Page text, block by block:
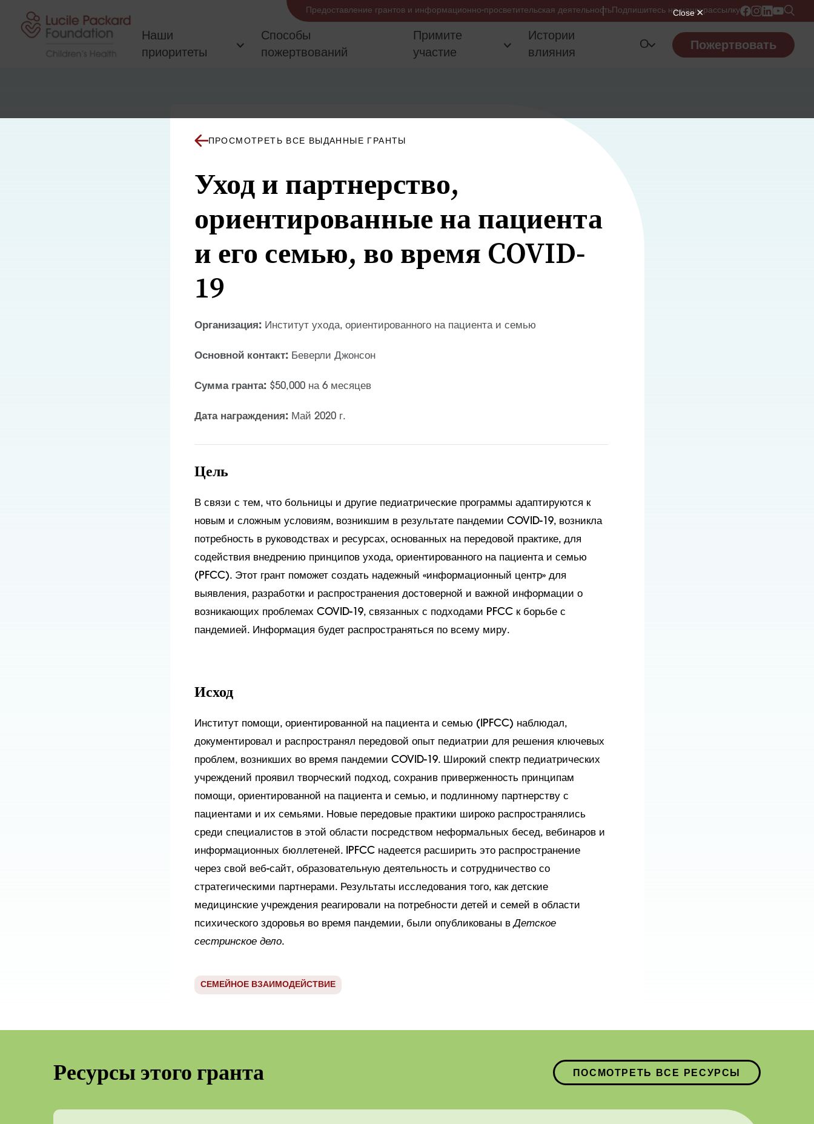
Предоставление грантов и информационно-просветительская деятельностьПодпишитесь на нашу рассылку
Наши
приоритеты
Способы
пожертвований
Примите
участие
Истории
влияния
О Пожертвовать
ПРОСМОТРЕТЬ ВСЕ ВЫДАННЫЕ ГРАНТЫ
Уход и партнерство,
ориентированные на пациента
и его семью, во время COVID-
19
Организация:Институт ухода, ориентированного на пациента и семью
Основной контакт:Беверли Джонсон
Сумма гранта:$50,000 на 6 месяцев
Дата награждения: Май 2020 г.
Цель
В связи с тем, что больницы и другие педиатрические программы адаптируются к
новым и сложным условиям, возникшим в результате пандемии COVID-19, возникла
потребность в руководствах и ресурсах, основанных на передовой практике, для
содействия внедрению принципов ухода, ориентированного на пациента и семью
(PFCC). Этот грант поможет создать надежный «информационный центр» для
выявления, разработки и распространения достоверной и важной информации о
возникающих проблемах COVID-19, связанных с подходами PFCC к борьбе с
пандемией. Информация будет распространяться по всему миру.
Исход
Институт помощи, ориентированной на пациента и семью (IPFCC) наблюдал,
документировал и распространял передовой опыт педиатрии для решения ключевых
проблем, возникших во время пандемии COVID-19. Широкий спектр педиатрических
учреждений проявил творческий подход, сохранив приверженность принципам
помощи, ориентированной на пациента и семью, и подлинному партнерству с
пациентами и их семьями. Новые передовые практики широко распространялись
среди специалистов в этой области посредством неформальных бесед, вебинаров и
информационных бюллетеней. IPFCC надеется расширить это распространение
через свой веб-сайт, образовательную деятельность и сотрудничество со
стратегическими партнерами. Результаты исследования того, как детские
медицинские учреждения реагировали на потребности детей и семей в области
психического здоровья во время пандемии, были опубликованы вДетское
сестринское дело.
СЕМЕЙНОЕ ВЗАИМОДЕЙСТВИЕ
Ресурсы этого гранта ПОСМОТРЕТЬ ВСЕ РЕСУРСЫ